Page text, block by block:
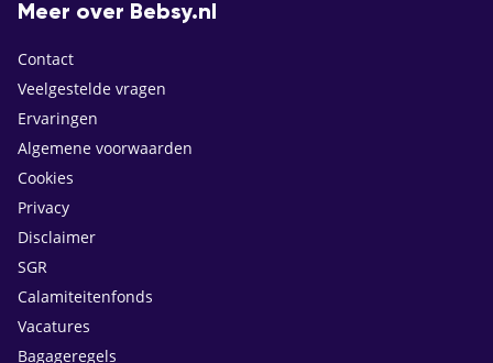
Meer over Bebsy.nl
Contact
Veelgestelde vragen
Ervaringen
Algemene voorwaarden
Cookies
Privacy
Disclaimer
SGR
Calamiteitenfonds
Vacatures
Bagageregels